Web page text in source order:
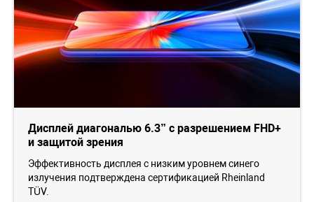
Дисплей диагональю 6.3” с разрешением FHD+
и защитой зрения
Эффективность дисплея с низким уровнем синего
излучения подтверждена сертификацией Rheinland
TÜV.